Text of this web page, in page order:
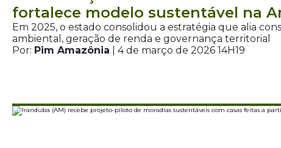
fortalece modelo sustentável na
Em 2025, o estado consolidou a estratégia que alia
ambiental, geração de renda e governança territorial
Por: Pim Amazônia | 4 de março de 2026 14H19